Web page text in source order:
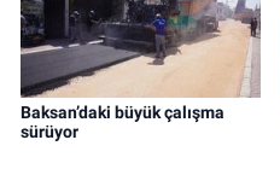
Baksan’daki büyük çalışma
sürüyor